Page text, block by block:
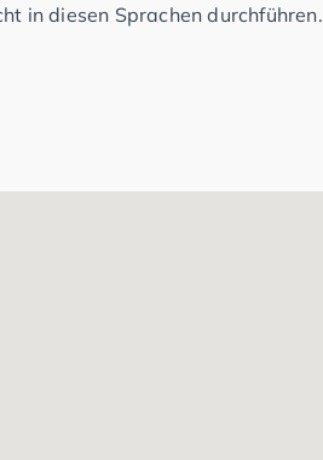
in diesen Sprachen durchführen.